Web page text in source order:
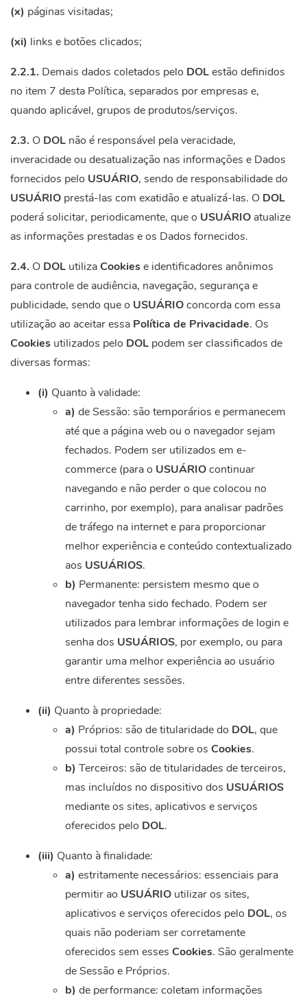
(x) páginas visitadas;
(xi) links e botões clicados;
2.2.1. Demais dados coletados pelo DOLestão definidos
no item 7 desta Política, separados por empresas e,
quando aplicável, grupos de produtos/serviços.
2.3. O DOL não é responsável pela veracidade,
inveracidade ou desatualização nas informações e Dados
fornecidos pelo USUÁRIO, sendo de responsabilidade do
USUÁRIO prestá-las com exatidão e atualizá-las. O DOL
poderá solicitar, periodicamente, que o USUÁRIO atualize
as informações prestadas e os Dados fornecidos.
2.4. O DOL utiliza Cookiese identificadores anônimos
para controle de audiência, navegação, segurança e
publicidade, sendo que o USUÁRIOconcorda com essa
utilização ao aceitar essa Política de Privacidade. Os
Cookies utilizados pelo DOL podem ser classificados de
diversas formas:
(i) Quanto à validade:
a) de Sessão: são temporários e permanecem
até que a página web ou o navegador sejam
fechados. Podem ser utilizados em e-
commerce (para o USUÁRIOcontinuar
navegando e não perder o que colocou no
carrinho, por exemplo), para analisar padrões
de tráfego na internet e para proporcionar
melhor experiência e conteúdo contextualizado
aos USUÁRIOS.
b) Permanente: persistem mesmo que o
navegador tenha sido fechado. Podem ser
utilizados para lembrar informações de login e
senha dos USUÁRIOS, por exemplo, ou para
garantir uma melhor experiência ao usuário
entre diferentes sessões.
(ii) Quanto à propriedade:
a) Próprios: são de titularidade do DOL, que
possui total controle sobre os Cookies.
b) Terceiros: são de titularidades de terceiros,
mas incluídos no dispositivo dos USUÁRIOS
mediante os sites, aplicativos e serviços
oferecidos pelo DOL.
(iii) Quanto à finalidade:
a) estritamente necessários: essenciais para
permitir ao USUÁRIO utilizar os sites,
aplicativos e serviços oferecidos pelo DOL, os
quais não poderiam ser corretamente
oferecidos sem esses Cookies. São geralmente
de Sessão e Próprios.
b) de performance: coletam informações